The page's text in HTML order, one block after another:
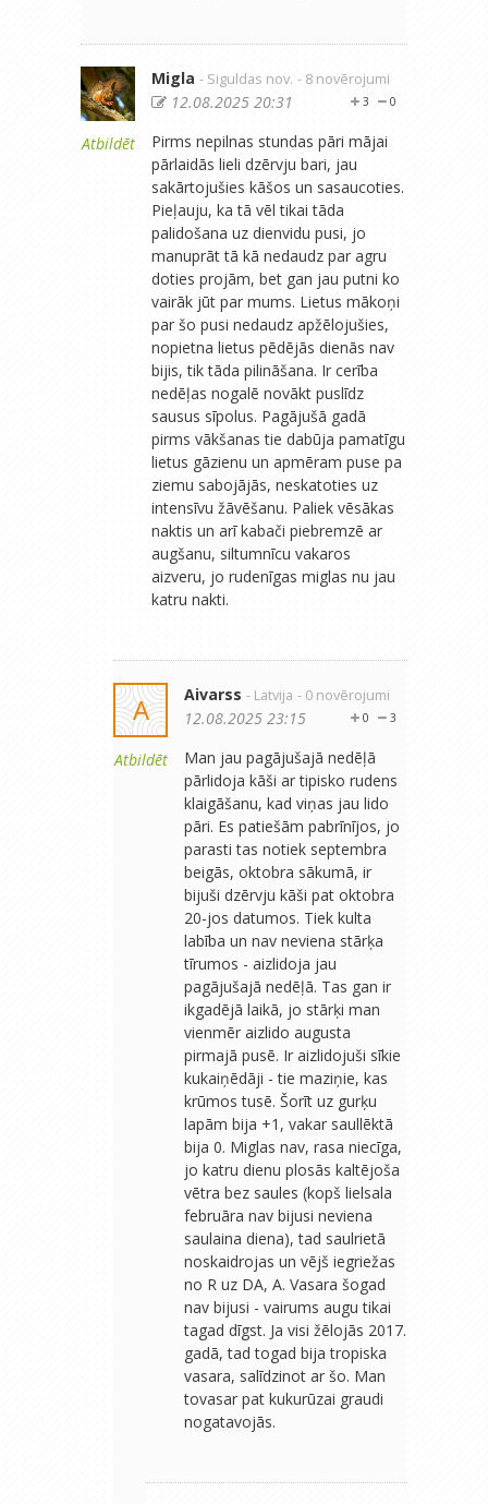
Atbildēt
Migla - Siguldas nov. - 8 novērojumi
0
3
12.08.2025 20:31
Pirms nepilnas stundas pāri mājai
pārlaidās lieli dzērvju bari, jau
sakārtojušies kāšos un sasaucoties.
Pieļauju, ka tā vēl tikai tāda
palidošana uz dienvidu pusi, jo
manuprāt tā kā nedaudz par agru
doties projām, bet gan jau putni ko
vairāk jūt par mums. Lietus mākoņi
par šo pusi nedaudz apžēlojušies,
nopietna lietus pēdējās dienās nav
bijis, tik tāda pilināšana. Ir cerība
nedēļas nogalē novākt puslīdz
sausus sīpolus. Pagājušā gadā
pirms vākšanas tie dabūja pamatīgu
lietus gāzienu un apmēram puse pa
ziemu sabojājās, neskatoties uz
intensīvu žāvēšanu. Paliek vēsākas
naktis un arī kabači piebremzē ar
augšanu, siltumnīcu vakaros
aizveru, jo rudenīgas miglas nu jau
katru nakti.
A
Atbildēt
Aivarss - Latvija - 0 novērojumi
3
0
12.08.2025 23:15
Man jau pagājušajā nedēļā
pārlidoja kāši ar tipisko rudens
klaigāšanu, kad viņas jau lido
pāri. Es patiešām pabrīnījos, jo
parasti tas notiek septembra
beigās, oktobra sākumā, ir
bijuši dzērvju kāši pat oktobra
20-jos datumos. Tiek kulta
labība un nav neviena stārķa
tīrumos - aizlidoja jau
pagājušajā nedēļā. Tas gan ir
ikgadējā laikā, jo stārķi man
vienmēr aizlido augusta
pirmajā pusē. Ir aizlidojuši sīkie
kukaiņēdāji - tie maziņie, kas
krūmos tusē. Šorīt uz gurķu
lapām bija +1, vakar saullēktā
bija 0. Miglas nav, rasa niecīga,
jo katru dienu plosās kaltējoša
vētra bez saules (kopš lielsala
februāra nav bijusi neviena
saulaina diena), tad saulrietā
noskaidrojas un vējš iegriežas
no R uz DA, A. Vasara šogad
nav bijusi - vairums augu tikai
tagad dīgst. Ja visi žēlojās 2017.
gadā, tad togad bija tropiska
vasara, salīdzinot ar šo. Man
tovasar pat kukurūzai graudi
nogatavojās.